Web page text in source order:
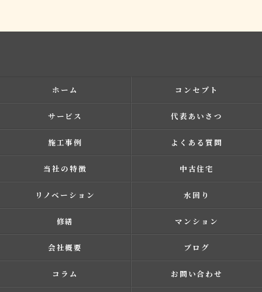
ホーム コンセプト
サービス 代表あいさつ
施工事例 よくある質問
当社の特徴 中古住宅
リノベーション 水回り
修繕 マンション
会社概要 ブログ
コラム お問い合わせ